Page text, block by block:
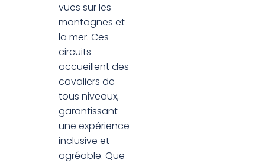
vues sur les
montagnes et
la mer. Ces
circuits
accueillent des
cavaliers de
tous niveaux,
garantissant
une expérience
inclusive et
agréable. Que